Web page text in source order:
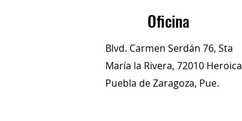
Oficina
Blvd. Carmen Serdán 76, Sta
María la Rivera, 72010 Heroica
Puebla de Zaragoza, Pue.